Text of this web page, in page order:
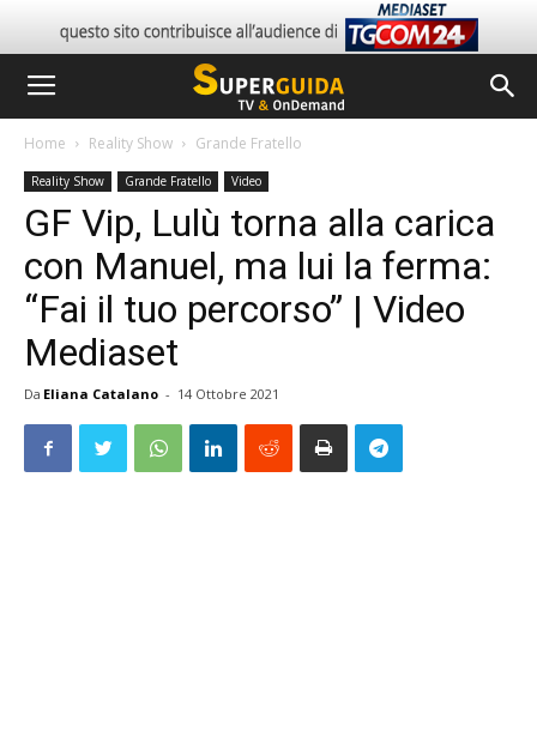
Home Reality Show Grande Fratello
Reality Show Grande Fratello Video
GF Vip, Lulù torna alla carica
con Manuel, ma lui la ferma:
“Fai il tuo percorso” | Video
Mediaset
Da Eliana Catalano - 14 Ottobre 2021